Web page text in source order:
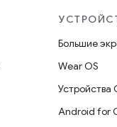
Большие
Wear OS
Устройства
Android for